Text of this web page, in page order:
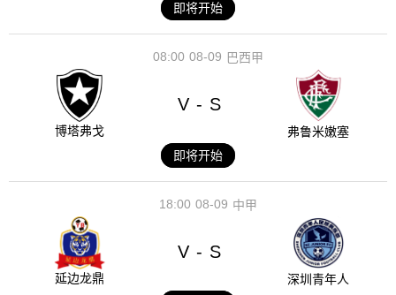
即将开始
08-09
08:00 巴西甲
博塔弗戈
V - S
弗鲁米嫩塞
即将开始
08-09
18:00 中甲
延边龙鼎
V - S
深圳青年人